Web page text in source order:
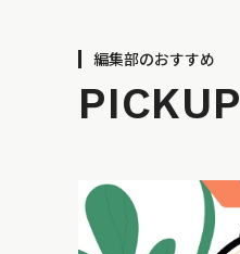
編集部のおすすめ
PICKUP